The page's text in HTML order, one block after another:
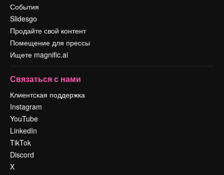
События
Slidesgo
Продайте свой контент
Помещение для прессы
Ищете magnific.ai
Связаться с нами
Клиентская поддержка
Instagram
YouTube
LinkedIn
TikTok
Discord
X